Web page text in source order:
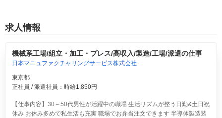
求人情報
機械系工場/組立・加工・プレス/高収入/製造/工場/派遣の仕事
日本マニュファクチャリングサービス株式会社
東京都
正社員 / 派遣社員：時給1,850円
【仕事内容】30～50代男性が活躍中の職場 生活リズムが整う日勤&土日祝
休み お休み多めで私生活も充実 職場でお弁当注文できます 半導体製造装